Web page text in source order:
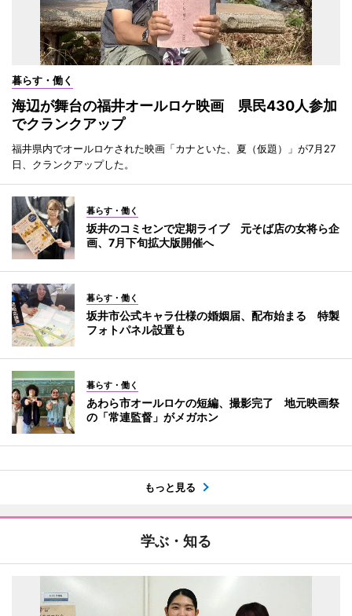
暮らす・働く
海辺が舞台の福井オールロケ映画 県民430人参加
でクランクアップ
福井県内でオールロケされた映画「カナといた、夏（仮題）」が7月27
日、クランクアップした。
暮らす・働く
坂井のコミセンで定期ライブ 元そば店の女将ら企
画、7月下旬拡大版開催へ
暮らす・働く
坂井市公式キャラ仕様の婚姻届、配布始まる 特製
フォトパネル設置も
暮らす・働く
あわら市オールロケの短編、撮影完了 地元映画祭
の「常連監督」がメガホン
もっと見る
学ぶ・知る